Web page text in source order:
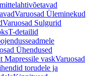
Varuosad Üleminekud
Varuosad Sulgurid
T-detailid
Ühendused
Mapressile vaskVaruosad
torudele ja